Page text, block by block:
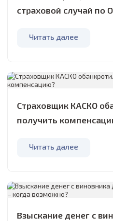
страховой случай по
Читать далее
Страховщик КАСКО
получить
Читать далее
Взыскание денег с